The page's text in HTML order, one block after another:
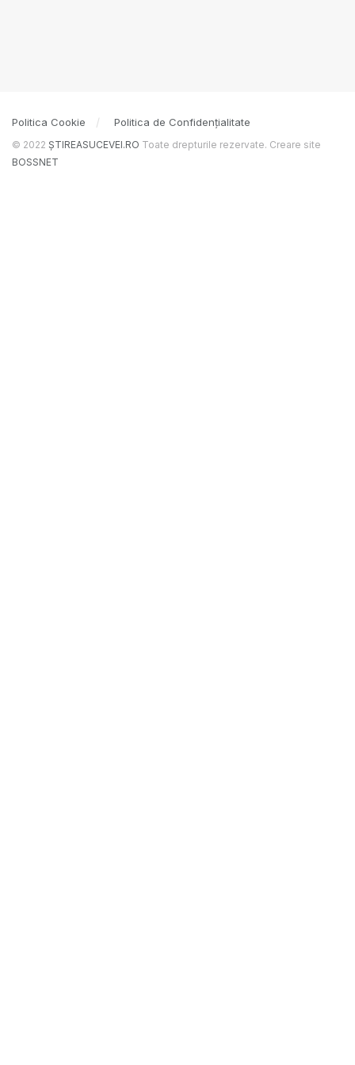
Politica Cookie Politica de Confidențialitate
© 2022 ȘTIREASUCEVEI.RO Toate drepturile rezervate. Creare site
BOSSNET